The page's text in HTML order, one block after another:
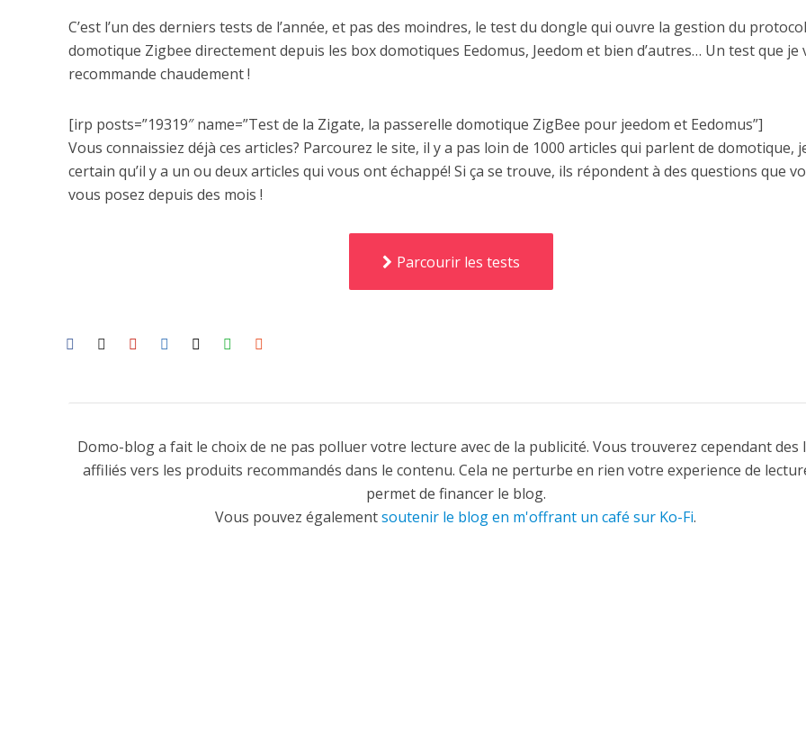
C’est l’un des derniers tests de l’année, et pas des moindres, le test du dongle qui ouvre la gestion du
domotique Zigbee directement depuis les box domotiques Eedomus, Jeedom et bien d’autres… Un test que je
recommande chaudement !
[irp posts=”19319″ name=”Test de la Zigate, la passerelle domotique ZigBee pour jeedom et Eedomus”]
Vous connaissiez déjà ces articles? Parcourez le site, il y a pas loin de 1000 articles qui parlent de domotique,
certain qu’il y a un ou deux articles qui vous ont échappé! Si ça se trouve, ils répondent à des questions que
vous posez depuis des mois !
Parcourir les tests
Domo-blog a fait le choix de ne pas polluer votre lecture avec de la publicité. Vous trouverez cependant des
affiliés vers les produits recommandés dans le contenu. Cela ne perturbe en rien votre experience de
permet de financer le blog.
Vous pouvez égalementsoutenir le blog en m'offrant un café sur Ko-Fi.